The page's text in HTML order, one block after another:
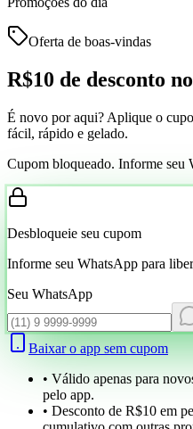
Oferta de boas-vindas
R$10 de desconto
É novo por aqui? Aplique o
fácil, rápido e gelado.
Cupom bloqueado. Informe seu
Desbloqueie seu cupom
Informe seu WhatsApp para
Seu WhatsApp
Baixar o app sem cupom
• Válido apenas para
pelo app.
• Desconto de R$10 em